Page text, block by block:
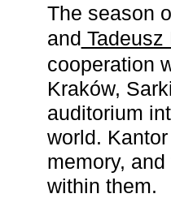
The season
and Tadeusz
cooperation
Kraków,
auditorium
world.
memory,
within them.